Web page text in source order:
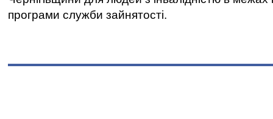
програми служби зайнятості.